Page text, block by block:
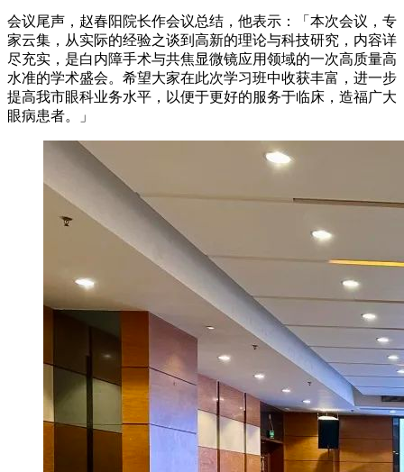
会议尾声，赵春阳院长作会议总结，他表示：「本次会议，专
家云集，从实际的经验之谈到高新的理论与科技研究，内容详
尽充实，是白内障手术与共焦显微镜应用领域的一次高质量高
水准的学术盛会。希望大家在此次学习班中收获丰富，进一步
提高我市眼科业务水平，以便于更好的服务于临床，造福广大
眼病患者。」